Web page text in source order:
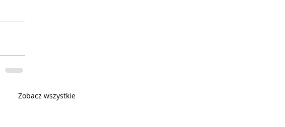
Zobacz wszystkie